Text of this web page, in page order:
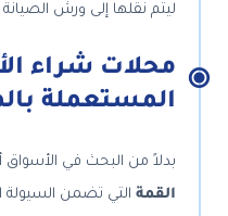
ليتم نقلها إلى ورش
محلات شراء
المستعملة
بدلاً من البحث في
القمة التي تضمن السيولة